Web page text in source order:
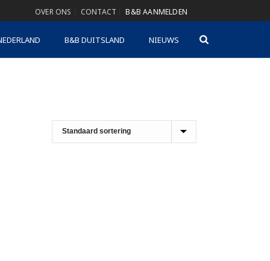
OVER ONS CONTACT B&B AANMELDEN
B&B DUITSLAND NIEUWS